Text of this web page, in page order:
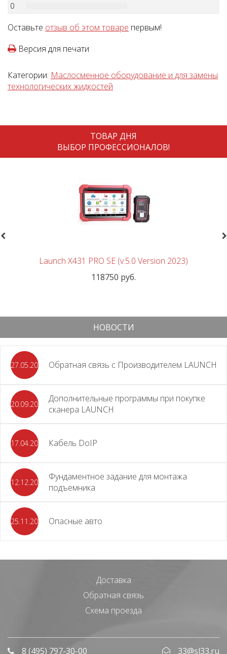
0
Оставьте отзыв об этом товаре первым!
Версия для печати
Категории: Маслосменное оборудование и для замены
технологических жидкостей
ТОВАР ДНЯ
ВЫБОР ПРОФЕССИОНАЛОВ!
Launch X431 PRO SE (v.5.0 Version 2023)
118750 руб.
НОВОСТИ
27.05.2026 Обратная связь с Производителем LAUNCH
20.09.2025
Дополнительные программы при покупке
сканера LAUNCH
17.04.2024 Кабель DoIP
12.12.2023
Фундаментное задание для монтажа
подъемника
25.11.2023 Опасные авто
Доставка
Обратная связь
Схема проезда
8 (495) 797-30-00 33@sl33.ru